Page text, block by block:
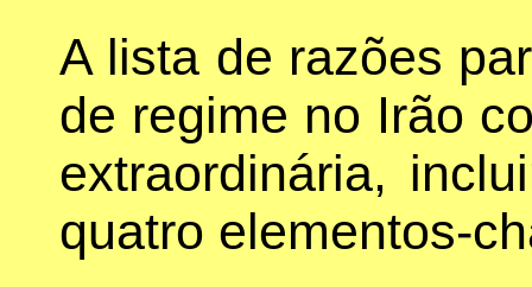
A lista de razões
de regime no Irão
extraordinária,
quatro elementos-